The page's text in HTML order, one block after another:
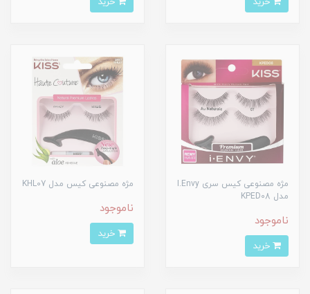
مژه مصنوعی کیس سری I.Envy
مدل KPED08
ناموجود
مژه مصنوعی کیس مدل KHL07
ناموجود